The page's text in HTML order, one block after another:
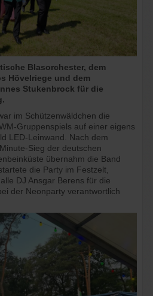
Blasorchester, dem
Hövelriege und dem
Stukenbrock für die
im Schützenwäldchen die
Gruppenspiels auf einer eigens
LED-Leinwand. Nach dem
Sieg der deutschen
übernahm die Band
die Party im Festzelt,
DJ Ansgar Berens für die
der Neonparty verantwortlich